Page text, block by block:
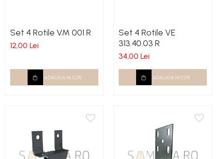
Set 4 Rotile VM 001 R
12,00 Lei
ADAUGA IN COS
Set 4 Rotile VE
313.40.03 R
34,00 Lei
ADAUGA IN COS